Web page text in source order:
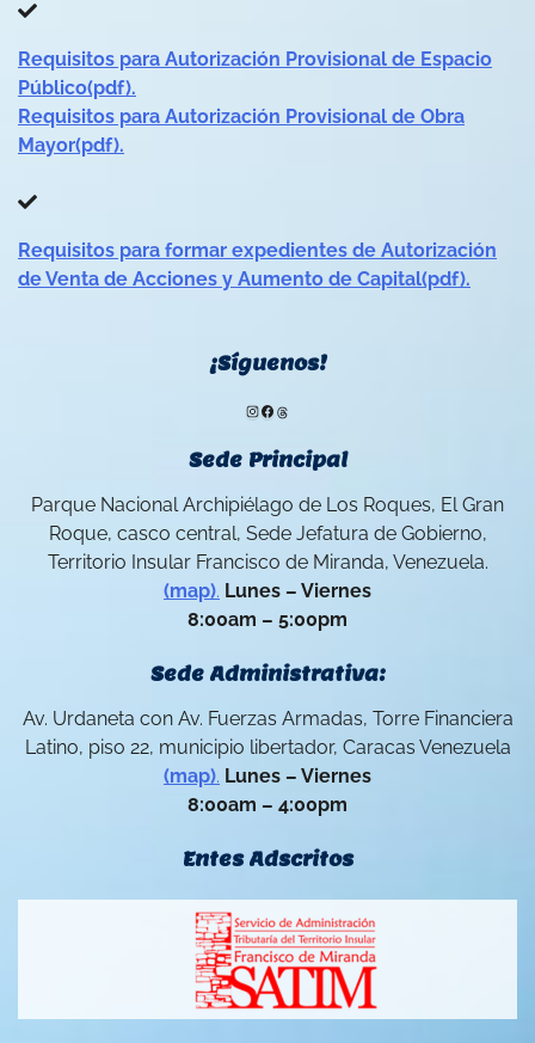
Requisitos para Autorización Provisional de Espacio
Público(pdf).
Requisitos para Autorización Provisional de Obra
Mayor(pdf).
Requisitos para formar expedientes de Autorización
de Venta de Acciones y Aumento de Capital(pdf).
¡Síguenos!
Instagram
Facebook
Threads
Sede Principal
Parque Nacional Archipiélago de Los Roques, El Gran
Roque, casco central, Sede Jefatura de Gobierno,
Territorio Insular Francisco de Miranda, Venezuela.
(map). Lunes – Viernes
8:00am – 5:00pm
Sede Administrativa:
Av. Urdaneta con Av. Fuerzas Armadas, Torre Financiera
Latino, piso 22, municipio libertador, Caracas Venezuela
(map). Lunes – Viernes
8:00am – 4:00pm
Entes Adscritos